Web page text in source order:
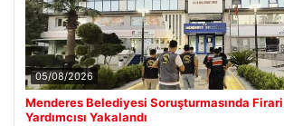
05/08/2026
Menderes Belediyesi Soruşturmasında
Yardımcısı Yakalandı